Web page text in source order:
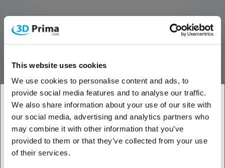
This website uses cookies
We use cookies to personalise content and ads, to
provide social media features and to analyse our traffic.
We also share information about your use of our site with
our social media, advertising and analytics partners who
may combine it with other information that you’ve
provided to them or that they’ve collected from your use
of their services.
PRODUKTBESKRIVNING
Structure Sensor 3 har en helt ny neural processor och en
omdesignad sensor som ger tre gånger så hög prestanda som tidigare
modeller. Med avancerade Structure SDK-funktioner och stöd för
detektering av anatomiska landmärken i Structure Cloud är det
enklare än någonsin att få högkvalitativa skanningar direkt från
förpackningen.
Längre batteritid
1. Är du en företagskund eller en privatkund?
Företagskund